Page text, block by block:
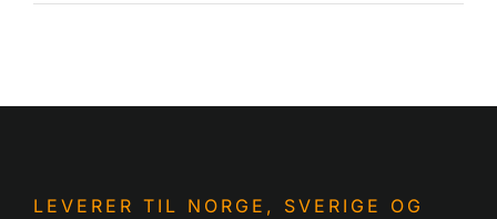
LEVERER TIL NORGE, SVERIGE OG